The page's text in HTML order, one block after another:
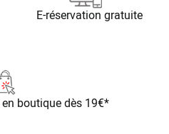
E-réservation gratuite
en boutique dès 19€*